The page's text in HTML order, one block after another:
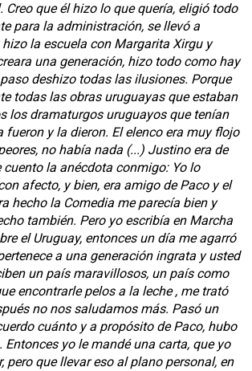
que él hizo lo que quería, eligió todo
para la administración, se llevó a
hizo la escuela con Margarita Xirgu y
una generación, hizo todo como hay
deshizo todas las ilusiones. Porque
todas las obras uruguayas que estaban
los dramaturgos uruguayos que tenían
fueron y la dieron. El elenco era muy flojo
no había nada (...) Justino era de
la anécdota conmigo: Yo lo
afecto, y bien, era amigo de Paco y el
hecho la Comedia me parecía bien y
también. Pero yo escribía en Marcha
el Uruguay, entonces un día me agarró
a una generación ingrata y usted
un país maravillosos, un país como
encontrarle pelos a la leche , me trató
no nos saludamos más. Pasó un
cuánto y a propósito de Paco, hubo
Entonces yo le mandé una carta, que yo
pero que llevar eso al plano personal, en